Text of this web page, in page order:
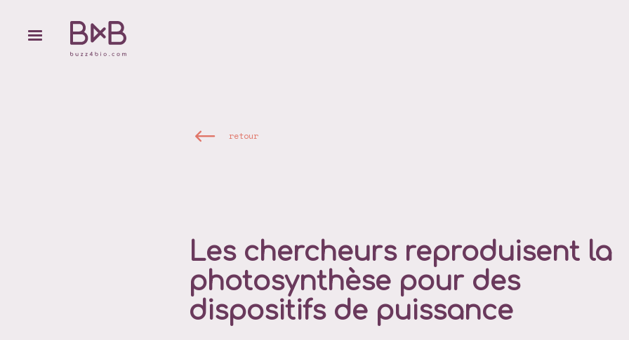
retour
Les chercheurs reproduisent la
photosynthèse pour des
dispositifs de puissance